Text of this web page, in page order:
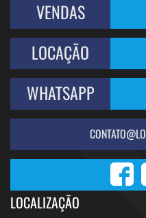
VENDAS
LOCAÇÃO
WHATSAPP
LOCALIZAÇÃO